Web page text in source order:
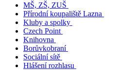
MŠ, ZŠ, ZUŠ
Přírodní koupaliště Lazna
Kluby a spolky
Czech Point
Knihovna
Borůvkobraní
Sociální sítě
Hlášení rozhlasu